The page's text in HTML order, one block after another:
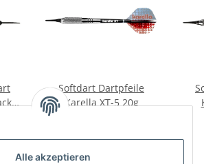
Alle akzeptieren
Softdart Dartpfeile
Karella XT-5 20g